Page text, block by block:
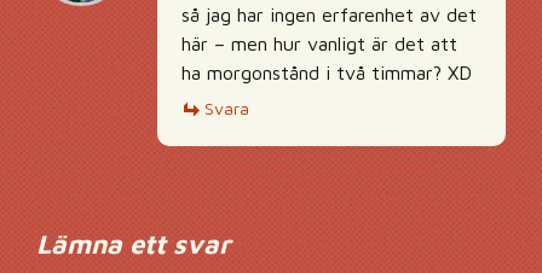
så jag har ingen erfarenhet av det
här – men hur vanligt är det att
ha morgonstånd i två timmar? XD
Svara
Lämna ett svar